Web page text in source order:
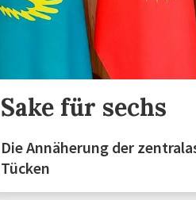
Sake für sechs
Die Annäherung der
Tücken